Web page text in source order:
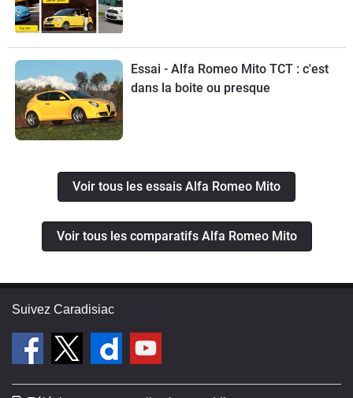
Essai - Alfa Romeo Mito TCT : c'est
dans la boite ou presque
Voir tous les essais Alfa Romeo Mito
Voir tous les comparatifs Alfa Romeo Mito
Suivez Caradisiac